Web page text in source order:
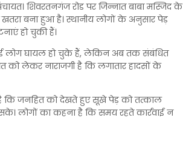
शिवरतनगंज रोड पर जिन्नात बाबा मस्जिद के
बना हुआ है। स्थानीय लोगों के अनुसार पेड़
हो चुकी हैं।
लोग घायल हो चुके हैं, लेकिन अब तक संबंधित
को लेकर नाराजगी है कि लगातार हादसों के
है कि जनहित को देखते हुए सूखे पेड़ को तत्काल
सके। लोगों का कहना है कि समय रहते कार्रवाई न